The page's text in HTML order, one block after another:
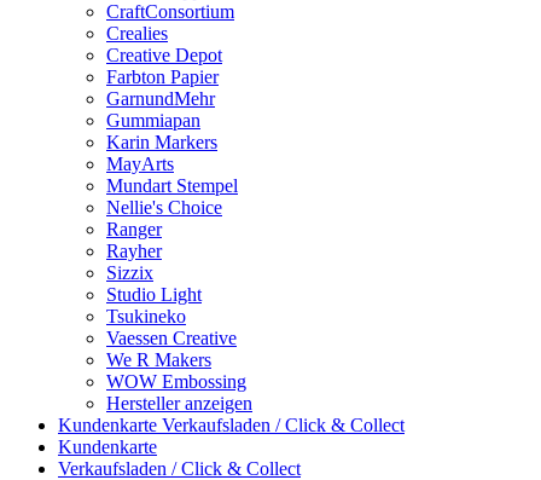
CraftConsortium
Crealies
Creative Depot
Farbton Papier
GarnundMehr
Gummiapan
Karin Markers
MayArts
Mundart Stempel
Nellie's Choice
Ranger
Rayher
Sizzix
Studio Light
Tsukineko
Vaessen Creative
We R Makers
WOW Embossing
Hersteller anzeigen
Kundenkarte Verkaufsladen / Click & Collect
Kundenkarte
Verkaufsladen / Click & Collect